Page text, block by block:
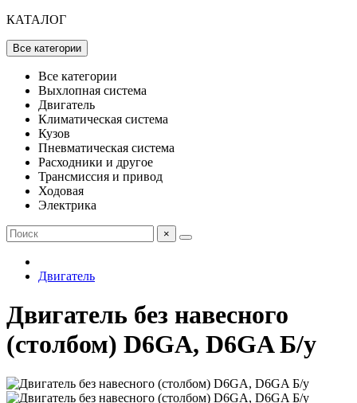
КАТАЛОГ
Все категории
Все категории
Выхлопная система
Двигатель
Климатическая система
Кузов
Пневматическая система
Расходники и другое
Трансмиссия и привод
Ходовая
Электрика
×
Двигатель
Двигатель без навесного
(столбом) D6GA, D6GA Б/у